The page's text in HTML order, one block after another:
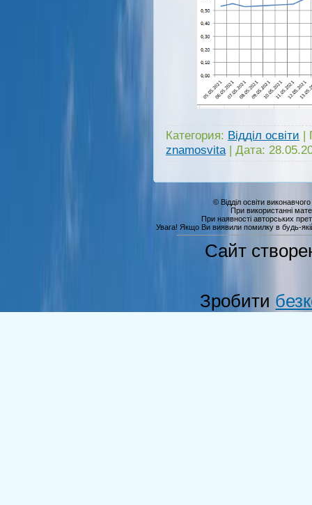
Категория: Відділ освіти |
znamosvita | Дата:
© Відділ освіти
При використанні
При наявності авторських
Увага! Якщо Ви виявили помилку в будь-якій
Сайт
Зробити